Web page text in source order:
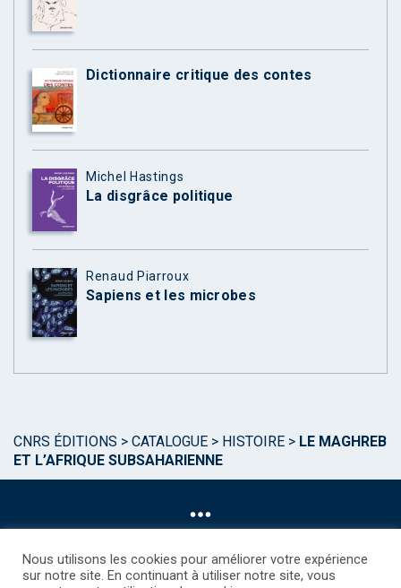
Dictionnaire critique des contes
Michel Hastings
La disgrâce politique
Renaud Piarroux
Sapiens et les microbes
CNRS ÉDITIONS > CATALOGUE > HISTOIRE > LE MAGHREB
ET L’AFRIQUE SUBSAHARIENNE
Nous utilisons les cookies pour améliorer votre expérience
sur notre site. En continuant à utiliser notre site, vous